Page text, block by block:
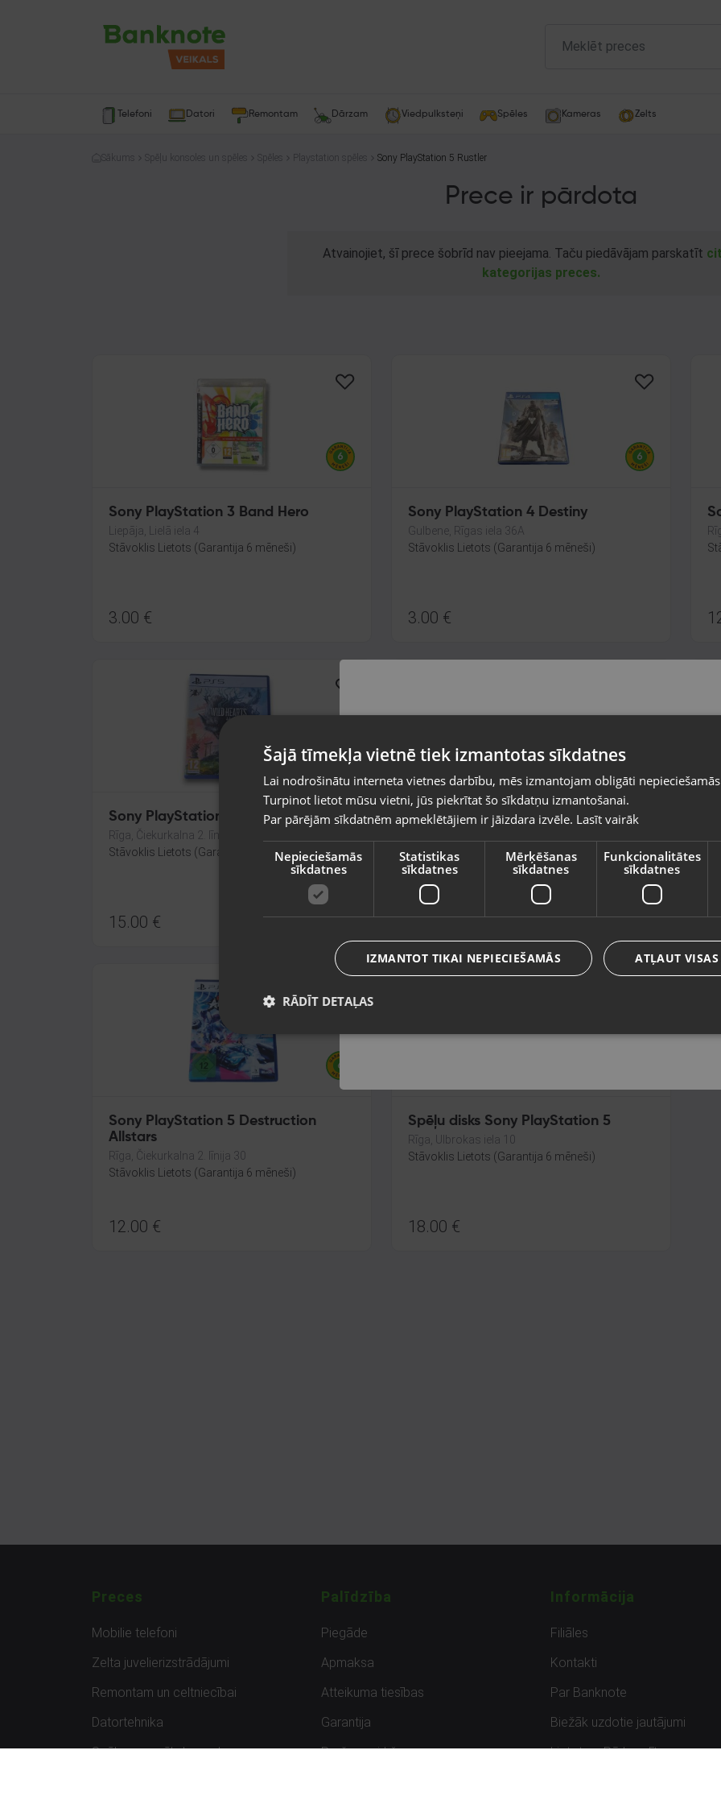
Telefoni Datori Remontam Dārzam Viedpulksteņi Spēles Kameras Zelts
Sākums Spēļu konsoles un spēles Spēles Playstation spēles Sony PlayStation 5 Rustler
Prece ir pārdota
Atvainojiet, šī prece šobrīd nav pieejama. Taču piedāvājam parskatīt
kategorijas preces.
Sony PlayStation 3 Band Hero
Liepāja, Lielā iela 4
Stāvoklis Lietots (Garantija 6 mēneši)
3.00 €
Sony PlayStation 4 Destiny
Gulbene, Rīgas iela 36A
Stāvoklis Lietots (Garantija 6 mēneši)
3.00 €
Sony PlayStation 5 Wild Hearts
Rīga, Čiekurkalna 2. līnija 30
Stāvoklis Lietots (Garantija 6 mēneši)
15.00 €
Sony PlayStation 3 Guitar Hero 5
Stāvoklis Lietots (Garantija 6 mēneši)
4.50€
Sony PlayStation 5 Destruction
Allstars
Rīga, Čiekurkalna 2. līnija 30
Stāvoklis Lietots (Garantija 6 mēneši)
12.00 €
Spēļu disks Sony PlayStation 5
Rīga, Ulbrokas iela 10
Stāvoklis Lietots (Garantija 6 mēneši)
18.00 €
Preces
Mobilie telefoni
Zelta juvelierizstrādājumi
Remontam un celtniecībai
Datortehnika
Spēles un spēļu konsoles
Palīdzība
Piegāde
Apmaksa
Atteikuma tiesības
Garantija
Preču uzpirkšana
Informācija
Filiāles
Kontakti
Par Banknote
Biežāk uzdotie jautājumi
Lietots – Pārbaudīts
valsti
Vietnes saturs būs attēlots izvēlētajā valodā
Valsts
Valoda
Latviešu / Latvian
Šajā tīmekļa vietnē tiek izmantotas sīkdatnes
Lai nodrošinātu interneta vietnes darbību, mēs izmantojam obligāti
Turpinot lietot mūsu vietni, jūs piekrītat šo sīkdatņu izmantošanai.
Par pārējām sīkdatnēm apmeklētājiem ir jāizdara izvēle. Lasīt vairāk
Nepieciešamās
sīkdatnes
Statistikas
sīkdatnes
Mērķēšanas
sīkdatnes
Funkcionalitātes
sīkdatnes
ATĻAUT
IZMANTOT TIKAI NEPIECIEŠAMĀS
RĀDĪT DETAĻAS